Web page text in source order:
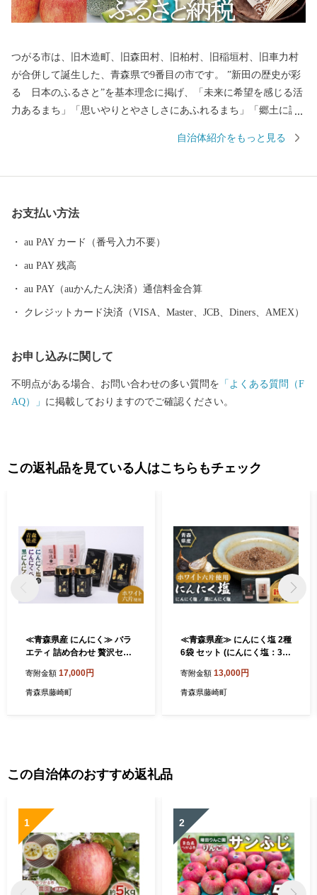
つがる市は、旧木造町、旧森田村、旧柏村、旧稲垣村、旧車力村
が合併して誕生した、青森県で9番目の市です。 ”新田の歴史が彩
る 日本のふるさと”を基本理念に掲げ、「未来に希望を感じる活
力あるまち」「思いやりとやさしさにあふれるまち」「郷土に誇
自治体紹介をもっと見る
お支払い方法
au PAY カード（番号入力不要）
au PAY 残高
au PAY（auかんたん決済）通信料金合算
クレジットカード決済（VISA、Master、JCB、Diners、AMEX）
お申し込みに関して
不明点がある場合、お問い合わせの多い質問を 「よくある質問（F
AQ）」 に掲載しておりますのでご確認ください。
この返礼品を見ている人はこちらもチェック
≪青森県産 にんにく≫ バラ
エティ 詰め合わせ 贅沢セッ
く2パック 黒にんにくペース
ト2本) 【常盤加工販売組
寄附金額 17,000円
青森県藤崎町
≪青森県産≫ にんにく塩 2種
6袋 セット (にんにく塩：3袋
加工販売組合】 ニンニク ホ
ワイト六片 熟成 黒ニンニク
寄附金額 13,000円
青森県藤崎町
この自治体のおすすめ返礼品
1 2